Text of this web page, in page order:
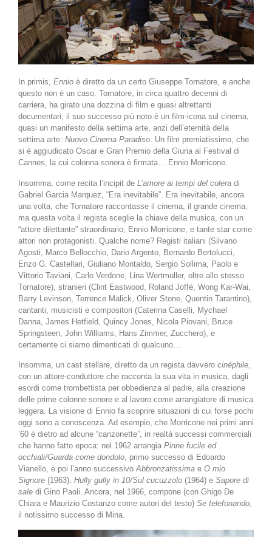
In primis, Ennio è diretto da un certo Giuseppe Tornatore, e anche
questo non è un caso. Tornatore, in circa quattro decenni di
carriera, ha girato una dozzina di film e quasi altrettanti
documentari; il suo successo più noto è un film-icona sul cinema,
quasi un manifesto della settima arte, anzi dell’eternità della
settima arte: Nuovo Cinema Paradiso. Un film premiatissimo, che
si è aggiudicato Oscar e Gran Premio della Giuria al Festival di
Cannes, la cui colonna sonora è firmata… Ennio Morricone.
Insomma, come recita l’incipit de L’amore ai tempi del colera di
Gabriel Garcia Marquez, “Era inevitabile”. Era inevitabile, ancora
una volta, che Tornatore raccontasse il cinema, il grande cinema,
ma questa volta il regista sceglie la chiave della musica, con un
“attore dilettante” straordinario, Ennio Morricone, e tante star come
attori non protagonisti. Qualche nome? Registi italiani (Silvano
Agosti, Marco Bellocchio, Dario Argento, Bernardo Bertolucci,
Enzo G. Castellari, Giuliano Montaldo, Sergio Sollima, Paolo e
Vittorio Taviani, Carlo Verdone, Lina Wertmüller, oltre allo stesso
Tornatore), stranieri (Clint Eastwood, Roland Joffé, Wong Kar-Wai,
Barry Levinson, Terrence Malick, Oliver Stone, Quentin Tarantino),
cantanti, musicisti e compositori (Caterina Caselli, Mychael
Danna, James Hetfield, Quincy Jones, Nicola Piovani, Bruce
Springsteen, John Williams, Hans Zimmer, Zucchero), e
certamente ci siamo dimenticati di qualcuno…
Insomma, un cast stellare, diretto da un regista davvero cinéphile,
con un attore-conduttore che racconta la sua vita in musica, dagli
esordi come trombettista per obbedienza al padre, alla creazione
delle prime colonne sonore e al lavoro come arrangiatore di musica
leggera. La visione di Ennio fa scoprire situazioni di cui forse pochi
oggi sono a conoscenza. Ad esempio, che Morricone nei primi anni
’60 è dietro ad alcune “canzonette”, in realtà successi commerciali
che hanno fatto epoca: nel 1962 arrangia Pinne fucile ed
occhiali/Guarda come dondolo, primo successo di Edoardo
Vianello, e poi l’anno successivoAbbronzatissima e O mio
Signore (1963), Hully gully in 10/Sul cucuzzolo (1964) e Sapore di
sale di Gino Paoli. Ancora, nel 1966, compone (con Ghigo De
Chiara e Maurizio Costanzo come autori del testo) Se telefonando,
il notissimo successo di Mina.